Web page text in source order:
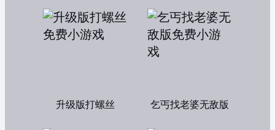
升级版打螺丝 乞丐找老婆无敌版